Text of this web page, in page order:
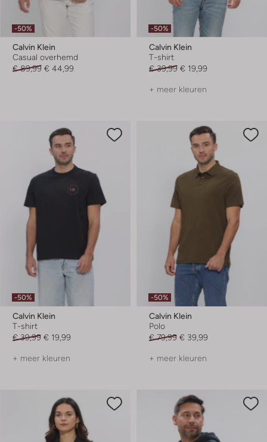
-50%
Calvin Klein
Casual overhemd
€ 89,99 € 44,99
-50%
Calvin Klein
T-shirt
€ 39,99 € 19,99
+ meer kleuren
-50%
Calvin Klein
T-shirt
€ 39,99 € 19,99
+ meer kleuren
-50%
Calvin Klein
Polo
€ 79,99 € 39,99
+ meer kleuren